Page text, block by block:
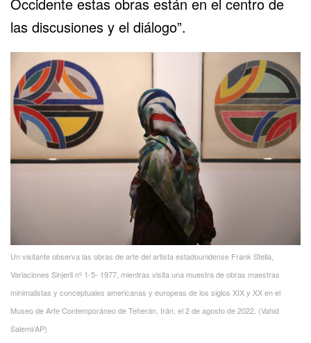
las discusiones y el diálogo”.
Un visitante observa las obras de arte del artista estadounidense Frank Stella,
Variaciones Sinjerli nº 1-5- 1977, mientras visita una muestra de obras maestras
minimalistas y conceptuales americanas y europeas de los siglos XIX y XX en el
Museo de Arte Contemporáneo de Teherán, Irán, el 2 de agosto de 2022. (Vahid
Salemi/AP)